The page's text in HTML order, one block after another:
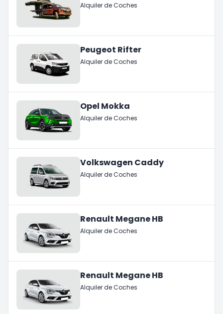
Alquiler de Coches
Peugeot Rifter
Alquiler de Coches
Opel Mokka
Alquiler de Coches
Volkswagen Caddy
Alquiler de Coches
Renault Megane HB
Alquiler de Coches
Renault Megane HB
Alquiler de Coches